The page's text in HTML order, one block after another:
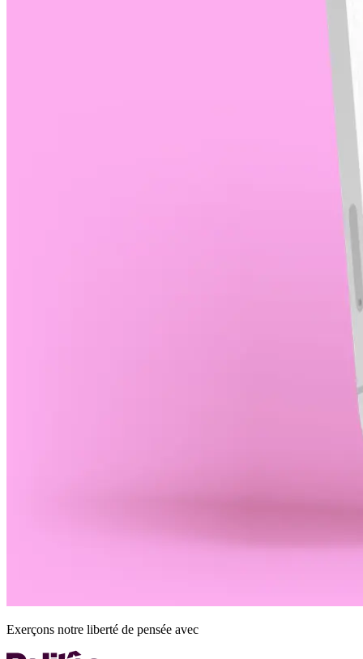
Exerçons notre liberté de pensée avec